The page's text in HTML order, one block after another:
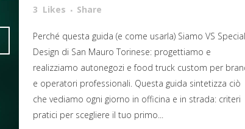
Attiva comando
3 Likes ShareAttiva comando
Perché questa guida (e come usarla) Siamo VS Special
Design di San Mauro Torinese: progettiamo e
realizziamo autonegozi e food truck custom per
e operatori professionali. Questa guida sintetizza ciò
che vediamo ogni giorno in officina e in strada: criteri
pratici per scegliere il tuo primo...